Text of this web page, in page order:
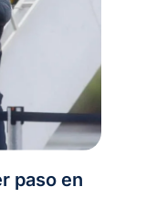
paso en